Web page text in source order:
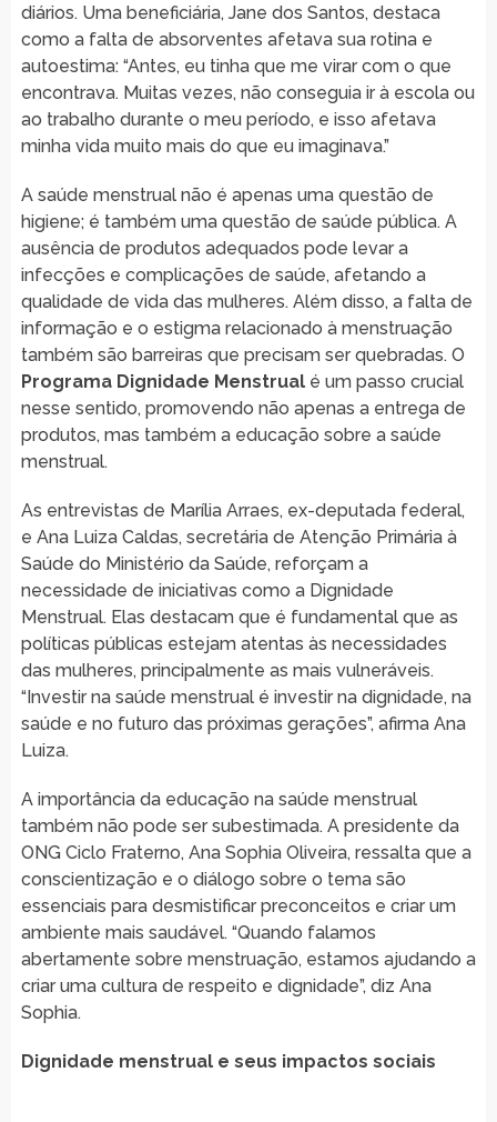
diários. Uma beneficiária, Jane dos Santos, destaca
como a falta de absorventes afetava sua rotina e
autoestima: “Antes, eu tinha que me virar com o que
encontrava. Muitas vezes, não conseguia ir à escola ou
ao trabalho durante o meu período, e isso afetava
minha vida muito mais do que eu imaginava.”
A saúde menstrual não é apenas uma questão de
higiene; é também uma questão de saúde pública. A
ausência de produtos adequados pode levar a
infecções e complicações de saúde, afetando a
qualidade de vida das mulheres. Além disso, a falta de
informação e o estigma relacionado à menstruação
também são barreiras que precisam ser quebradas. O
Programa Dignidade Menstrualé um passo crucial
nesse sentido, promovendo não apenas a entrega de
produtos, mas também a educação sobre a saúde
menstrual.
As entrevistas de Marília Arraes, ex-deputada federal,
e Ana Luiza Caldas, secretária de Atenção Primária à
Saúde do Ministério da Saúde, reforçam a
necessidade de iniciativas como a Dignidade
Menstrual. Elas destacam que é fundamental que as
políticas públicas estejam atentas às necessidades
das mulheres, principalmente as mais vulneráveis.
“Investir na saúde menstrual é investir na dignidade, na
saúde e no futuro das próximas gerações”, afirma Ana
Luiza.
A importância da educação na saúde menstrual
também não pode ser subestimada. A presidente da
ONG Ciclo Fraterno, Ana Sophia Oliveira, ressalta que a
conscientização e o diálogo sobre o tema são
essenciais para desmistificar preconceitos e criar um
ambiente mais saudável. “Quando falamos
abertamente sobre menstruação, estamos ajudando a
criar uma cultura de respeito e dignidade”, diz Ana
Sophia.
Dignidade menstrual e seus impactos sociais